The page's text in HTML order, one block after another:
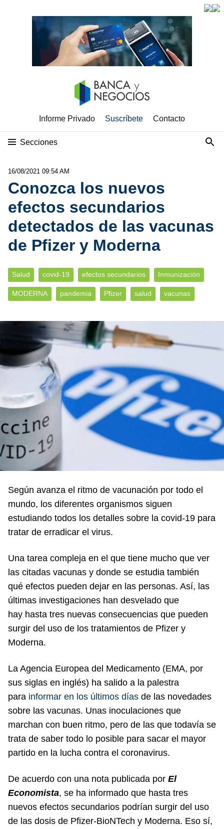
Informe Privado Suscríbete Contacto
Secciones
16/08/2021 09:54 AM
Conozca los nuevos
efectos secundarios
detectados de las vacunas
de Pfizer y Moderna
Salud covid-19 efectos secundarios Inmunización
MODERNA pandemia Pfizer salud vacunas
Según avanza el ritmo de vacunación por todo el
mundo, los diferentes organismos siguen
estudiando todos los detalles sobre la covid-19 para
tratar de erradicar el virus.
Una tarea compleja en el que tiene mucho que ver
las citadas vacunas y donde se estudia también
qué efectos pueden dejar en las personas. Así, las
últimas investigaciones han desvelado que
hay hasta tres nuevas consecuencias que pueden
surgir del uso de los tratamientos de Pfizer y
Moderna.
La Agencia Europea del Medicamento (EMA, por
sus siglas en inglés) ha salido a la palestra
para informar en los últimos días de las novedades
sobre las vacunas. Unas inoculaciones que
marchan con buen ritmo, pero de las que todavía se
trata de saber todo lo posible para sacar el mayor
partido en la lucha contra el coronavirus.
De acuerdo con una nota publicada por El
Economista, se ha informado que hasta tres
nuevos efectos secundarios podrían surgir del uso
de las dosis de Pfizer-BioNTech y Moderna. Eso sí,